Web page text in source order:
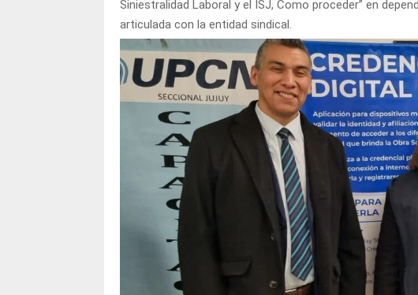
Siniestralidad Laboral y el ISJ, Como proceder” en
articulada con la entidad sindical.